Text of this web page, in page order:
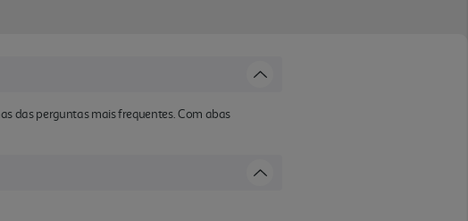
das perguntas mais frequentes. Com abas